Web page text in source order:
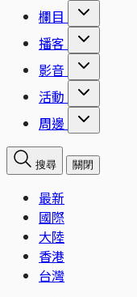
欄目
播客
影音
活動
周邊
搜尋 關閉
最新
國際
大陸
香港
台灣